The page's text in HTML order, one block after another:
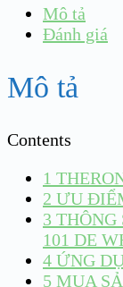
Mô tả
Đánh giá
Mô tả
Contents
1
2 ƯU
3 THÔNG
101 DE
4 ỨNG
5 MUA